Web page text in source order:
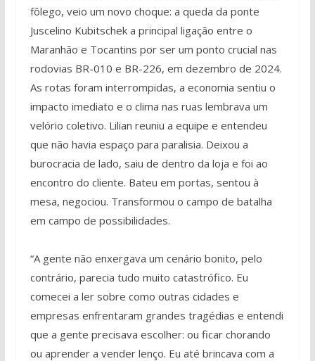
fôlego, veio um novo choque: a queda da ponte
Juscelino Kubitschek a principal ligação entre o
Maranhão e Tocantins por ser um ponto crucial nas
rodovias BR-010 e BR-226, em dezembro de 2024.
As rotas foram interrompidas, a economia sentiu o
impacto imediato e o clima nas ruas lembrava um
velório coletivo. Lilian reuniu a equipe e entendeu
que não havia espaço para paralisia. Deixou a
burocracia de lado, saiu de dentro da loja e foi ao
encontro do cliente. Bateu em portas, sentou à
mesa, negociou. Transformou o campo de batalha
em campo de possibilidades.
“A gente não enxergava um cenário bonito, pelo
contrário, parecia tudo muito catastrófico. Eu
comecei a ler sobre como outras cidades e
empresas enfrentaram grandes tragédias e entendi
que a gente precisava escolher: ou ficar chorando
ou aprender a vender lenço. Eu até brincava com a